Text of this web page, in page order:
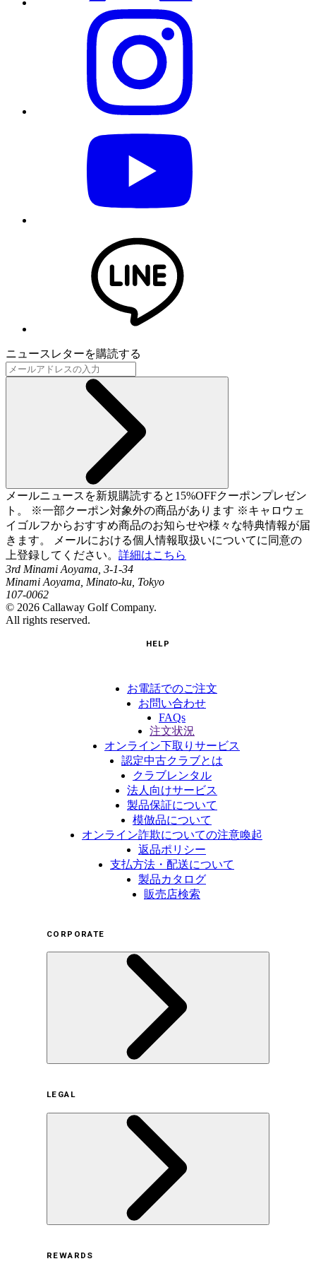
ニュースレターを購読する
メールニュースを新規購読すると15%OFFクーポンプレゼン
ト。 ※一部クーポン対象外の商品があります ※キャロウェ
イゴルフからおすすめ商品のお知らせや様々な特典情報が届
きます。 メールにおける個人情報取扱いについてに同意の
上登録してください。 詳細はこちら
3rd Minami Aoyama, 3-1-34
Minami Aoyama, Minato-ku, Tokyo
107-0062
© 2026 Callaway Golf Company.
All rights reserved.
HELP
お電話でのご注文
お問い合わせ
FAQs
注文状況
オンライン下取りサービス
認定中古クラブとは
クラブレンタル
法人向けサービス
製品保証について
模倣品について
オンライン詐欺についての注意喚起
返品ポリシー
支払方法・配送について
製品カタログ
販売店検索
CORPORATE
サステナビリティの取り組み（日本）
サステナビリティの取り組み（米国/英語）
ヒストリー
採用情報
LEGAL
REWARDS